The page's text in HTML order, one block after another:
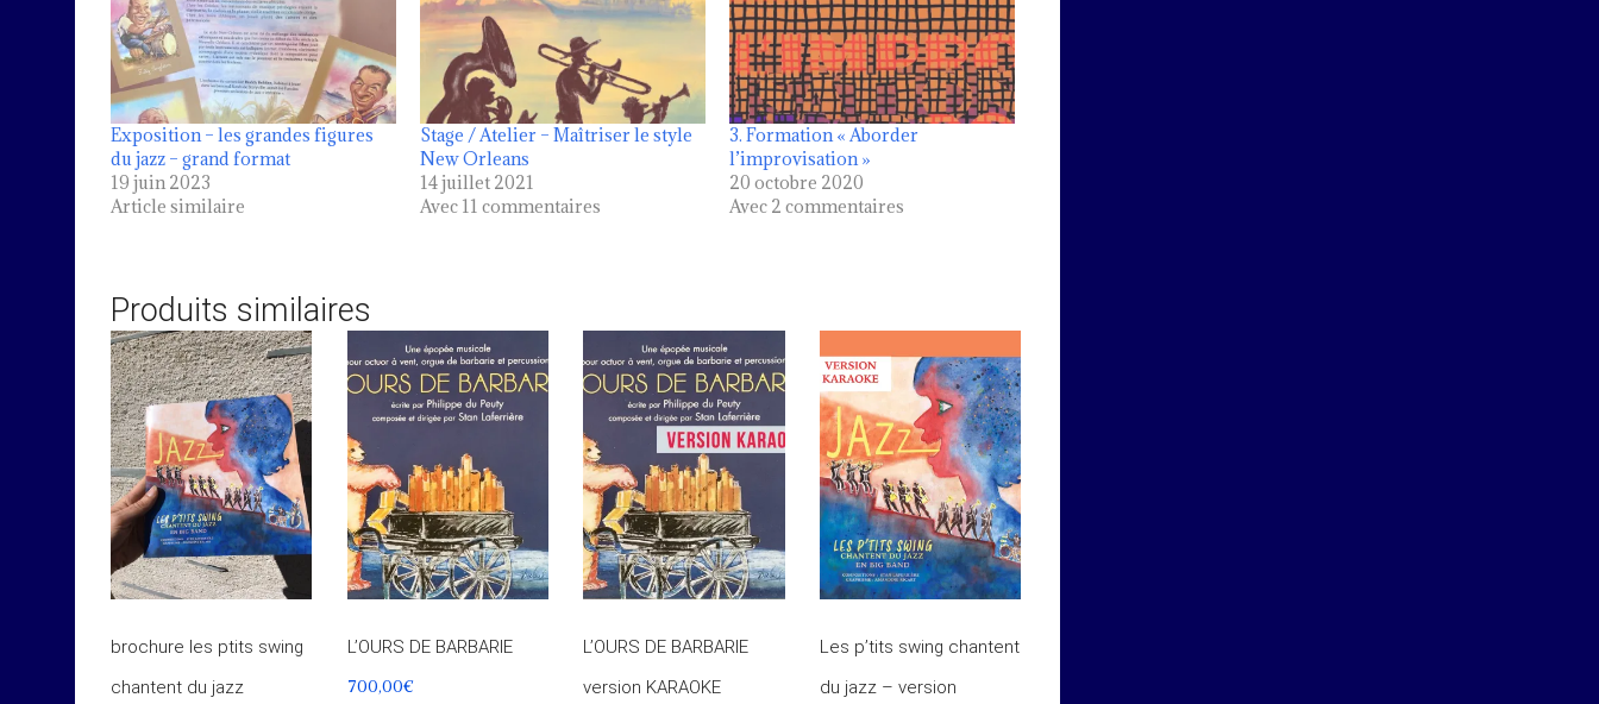
Exposition – les grandes figures
du jazz – grand format
19 juin 2023
Article similaire
Stage / Atelier – Maîtriser le style
New Orleans
14 juillet 2021
Avec 11 commentaires
3. Formation « Aborder
l’improvisation »
20 octobre 2020
Avec 2 commentaires
Produits similaires
brochure les ptits swing
chantent du jazz
L’OURS DE BARBARIE
700,00€
L’OURS DE BARBARIE
version KARAOKE
Les p’tits swing chantent
du jazz – version